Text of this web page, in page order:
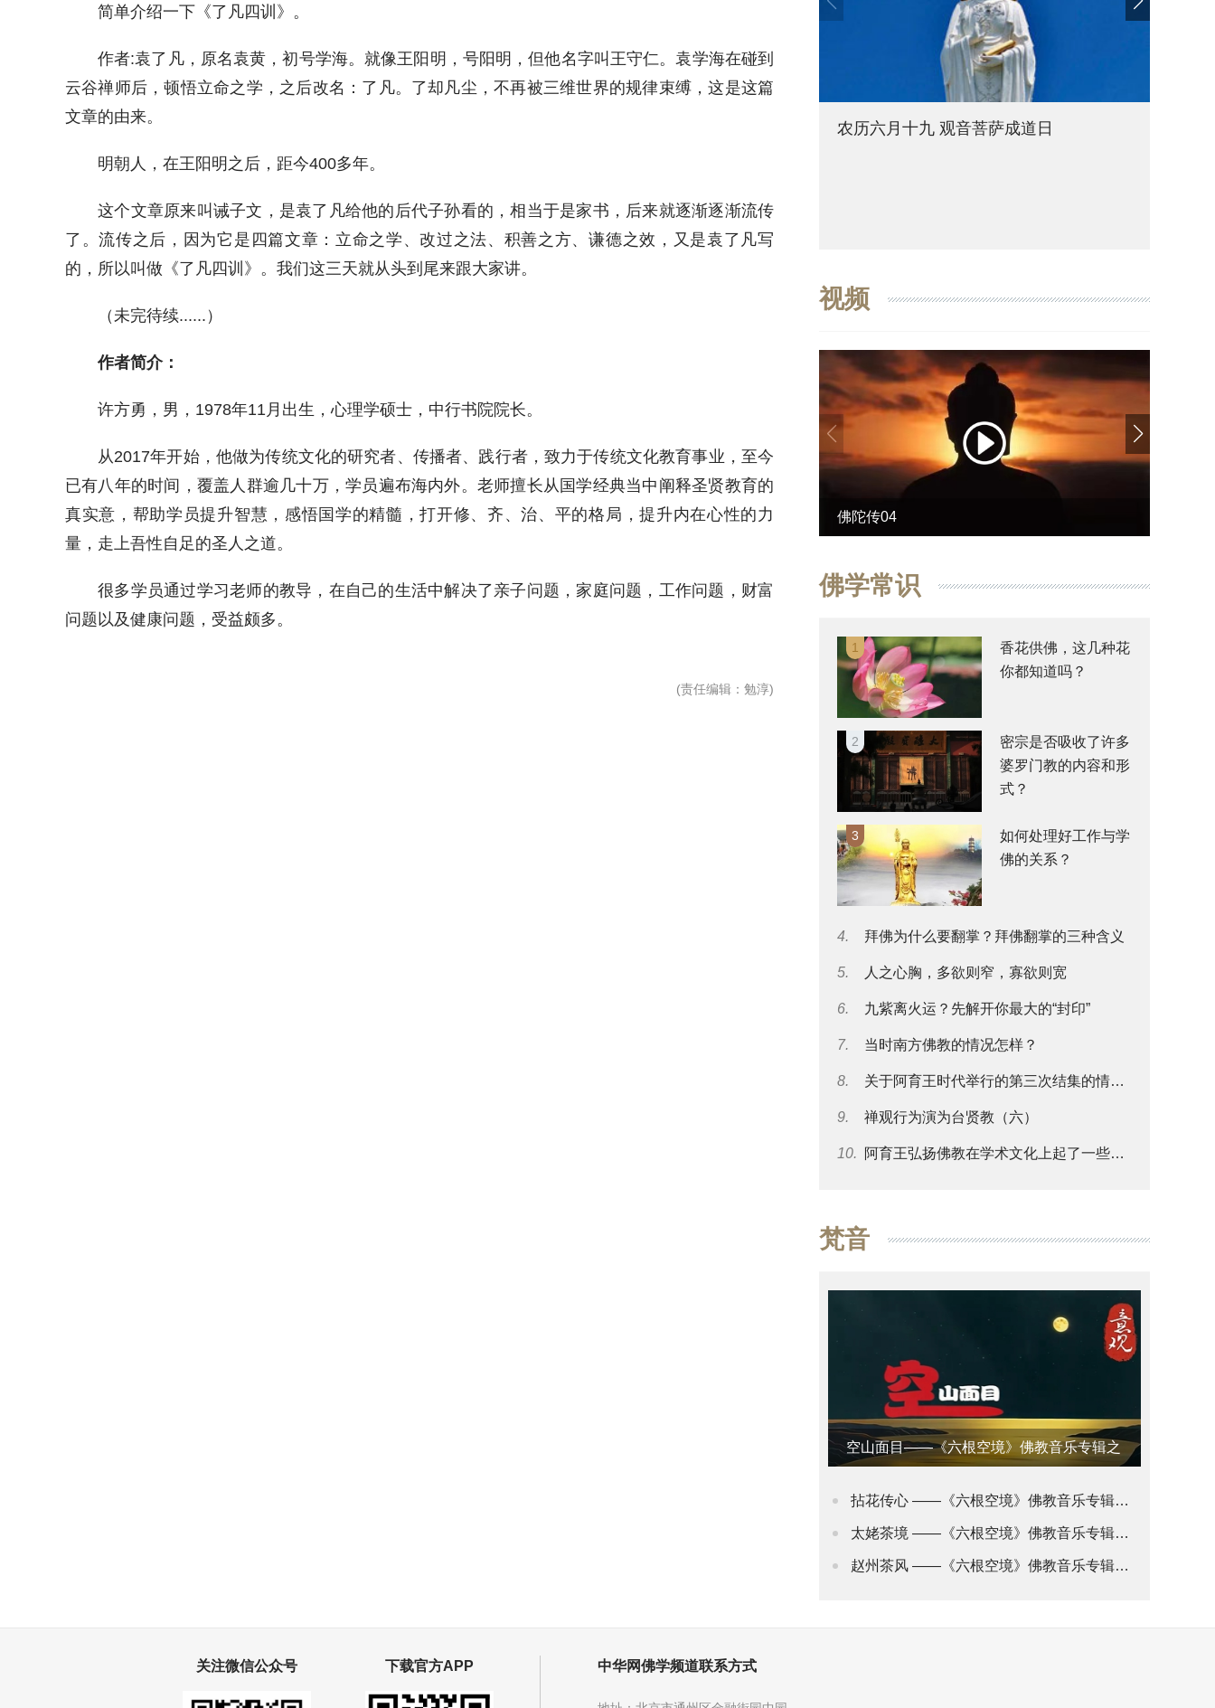
简单介绍一下《了凡四训》。
作者:袁了凡，原名袁黄，初号学海。就像王阳明，号阳明，但他名字叫王守仁。袁学海在碰到
云谷禅师后，顿悟立命之学，之后改名：了凡。了却凡尘，不再被三维世界的规律束缚，这是这篇
文章的由来。
明朝人，在王阳明之后，距今400多年。
这个文章原来叫诫子文，是袁了凡给他的后代子孙看的，相当于是家书，后来就逐渐逐渐流传
了。流传之后，因为它是四篇文章：立命之学、改过之法、积善之方、谦德之效，又是袁了凡写
的，所以叫做《了凡四训》。我们这三天就从头到尾来跟大家讲。
（未完待续......）
作者简介：
许方勇，男，1978年11月出生，心理学硕士，中行书院院长。
从2017年开始，他做为传统文化的研究者、传播者、践行者，致力于传统文化教育事业，至今
已有八年的时间，覆盖人群逾几十万，学员遍布海内外。老师擅长从国学经典当中阐释圣贤教育的
真实意，帮助学员提升智慧，感悟国学的精髓，打开修、齐、治、平的格局，提升内在心性的力
量，走上吾性自足的圣人之道。
很多学员通过学习老师的教导，在自己的生活中解决了亲子问题，家庭问题，工作问题，财富
问题以及健康问题，受益颇多。
(责任编辑 ：勉淳)
农历六月十九 观音菩萨成道日
视频
佛陀传04
佛学常识
1
香花供佛，这几种花
你都知道吗？
2
密宗是否吸收了许多
婆罗门教的内容和形
式？
3
如何处理好工作与学
佛的关系？
4. 拜佛为什么要翻掌？拜佛翻掌的三种含义
5. 人之心胸，多欲则窄，寡欲则宽
6. 九紫离火运？先解开你最大的“封印”
7. 当时南方佛教的情况怎样？
8. 关于阿育王时代举行的第三次结集的情况可否再谈一些？
9. 禅观行为演为台贤教（六）
10. 阿育王弘扬佛教在学术文化上起了一些什么影响？
梵音
空山面目——《六根空境》佛教音乐专辑之
拈花传心 ——《六根空境》佛教音乐专辑之身观•花道
太姥茶境 ——《六根空境》佛教音乐专辑之舌观•茶道(2)
赵州茶风 ——《六根空境》佛教音乐专辑之舌观•茶道(1)
关注微信公众号 下载官方APP 中华网佛学频道联系方式